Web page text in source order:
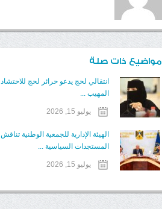
مواضيع ذات صلة
انتقالي لحج يدعو حرائر لحج للاحتشاد
المهيب ...
يوليو 15, 2026
الهيئة الإدارية للجمعية الوطنية تناقش
المستجدات السياسية ...
يوليو 15, 2026